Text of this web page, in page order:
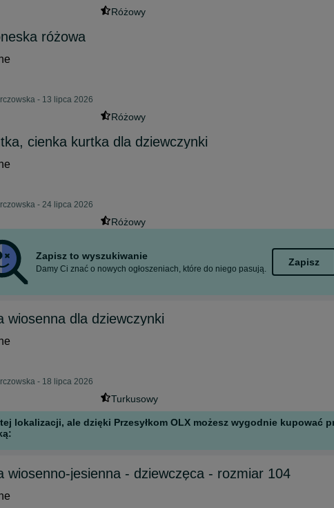
Różowy
różowa
- 13 lipca 2026
Różowy
cienka kurtka dla dziewczynki
- 24 lipca 2026
Różowy
Zapisz to wyszukiwanie
Damy Ci znać o nowych ogłoszeniach, które do niego pasują.
Zapisz
wiosenna dla dziewczynki
- 18 lipca 2026
Turkusowy
lokalizacji, ale dzięki Przesyłkom OLX możesz wygodnie kupować
wiosenno-jesienna - dziewczęca - rozmiar 104